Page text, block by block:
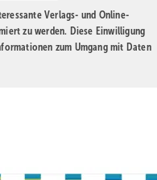
Verlags- und Online-
zu werden. Diese Einwilligung
zum Umgang mit Daten